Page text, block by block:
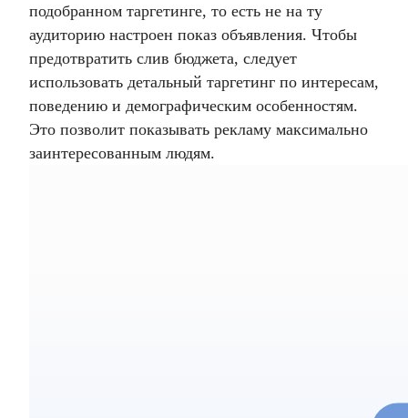
подобранном таргетинге, то есть не на ту
аудиторию настроен показ объявления. Чтобы
предотвратить слив бюджета, следует
использовать детальный таргетинг по интересам,
поведению и демографическим особенностям.
Это позволит показывать рекламу максимально
заинтересованным людям.